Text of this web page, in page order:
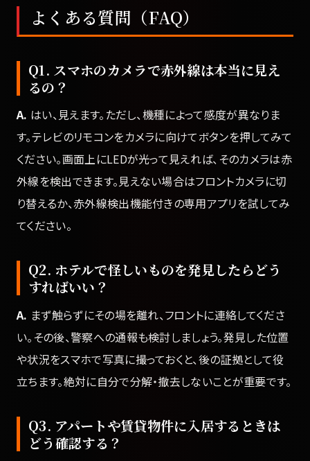
よくある質問（FAQ）
Q1. スマホのカメラで赤外線は本当に見え
るの？
A. はい、見えます。ただし、機種によって感度が異なりま
す。テレビのリモコンをカメラに向けてボタンを押してみて
ください。画面上にLEDが光って見えれば、そのカメラは赤
外線を検出できます。見えない場合はフロントカメラに切
り替えるか、赤外線検出機能付きの専用アプリを試してみ
てください。
Q2. ホテルで怪しいものを発見したらどう
すればいい？
A. まず触らずにその場を離れ、フロントに連絡してくださ
い。その後、警察への通報も検討しましょう。発見した位置
や状況をスマホで写真に撮っておくと、後の証拠として役
立ちます。絶対に自分で分解・撤去しないことが重要です。
Q3. アパートや賃貸物件に入居するときは
どう確認する？